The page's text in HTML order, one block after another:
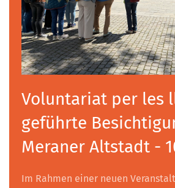
Voluntariat per les
geführte
Meraner Altstadt -
Im Rahmen einer neuen